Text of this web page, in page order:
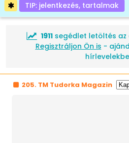
TIP: jelentkezés, tartalmak
1911segédlet letöltés az
Regisztráljon Ön is -
205. TM Tudorka Magazin